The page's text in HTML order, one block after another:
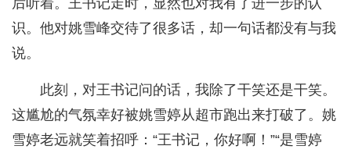
后听着。王书记走时，显然也对我有了进一步的认
识。他对姚雪峰交待了很多话，却一句话都没有与我
说。
此刻，对王书记问的话，我除了干笑还是干笑。
这尴尬的气氛幸好被姚雪婷从超市跑出来打破了。姚
雪婷老远就笑着招呼：“王书记，你好啊！”“是雪婷